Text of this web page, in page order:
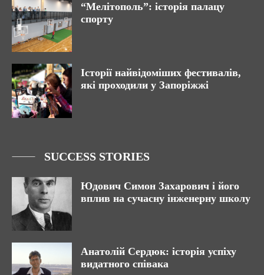
“Мелітополь”: історія палацу
спорту
Історії найвідоміших фестивалів,
які проходили у Запоріжжі
SUCCESS STORIES
Юдович Симон Захарович і його
вплив на сучасну інженерну школу
Анатолій Сердюк: історія успіху
видатного співака